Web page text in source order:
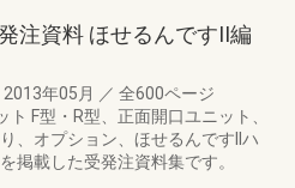
注資料 ほせるんですII編
2013年05月 ／ 全600ページ
F型・R型、正面開口ユニット、
、オプション、ほせるんですIIハ
掲載した受発注資料集です。